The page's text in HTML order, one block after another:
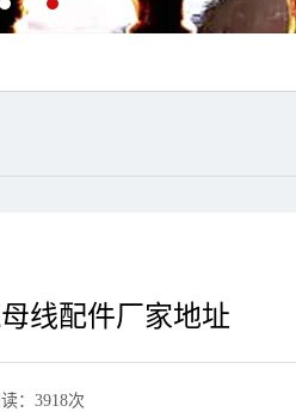
线配件厂家地址
：3918次